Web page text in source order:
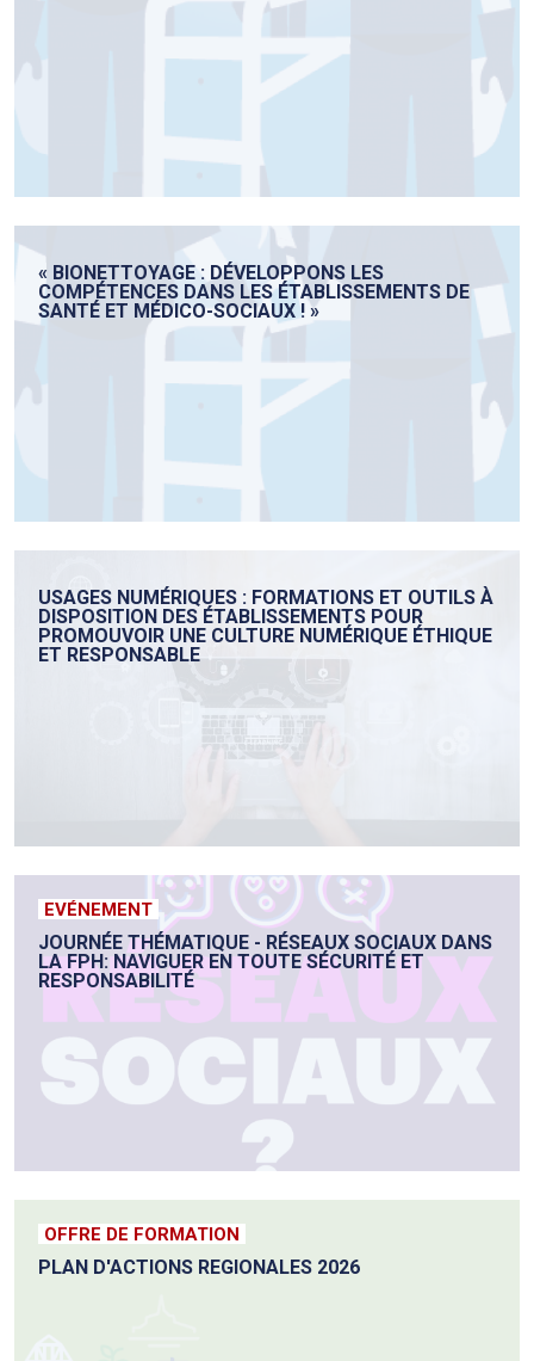
« BIONETTOYAGE : DÉVELOPPONS LES
COMPÉTENCES DANS LES ÉTABLISSEMENTS DE
SANTÉ ET MÉDICO-SOCIAUX ! »
USAGES NUMÉRIQUES : FORMATIONS ET OUTILS À
DISPOSITION DES ÉTABLISSEMENTS POUR
PROMOUVOIR UNE CULTURE NUMÉRIQUE ÉTHIQUE
ET RESPONSABLE
EVÉNEMENT
JOURNÉE THÉMATIQUE - RÉSEAUX SOCIAUX DANS
LA FPH: NAVIGUER EN TOUTE SÉCURITÉ ET
RESPONSABILITÉ
OFFRE DE FORMATION
PLAN D'ACTIONS REGIONALES 2026